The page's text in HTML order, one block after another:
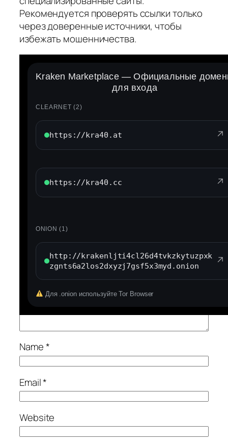
Рекомендуется проверять ссылки только
через доверенные источники, чтобы
избежать мошенничества.
Kraken Marketplace — Официальные
для входа
CLEARNET (2)
https://kra40.at ↗
https://kra40.cc ↗
ONION (1)
http://krakenljti4cl26d4tvkzkytuzpxk
zgnts6a2los2dxyzj7gsf5x3myd.onion
↗
Для .onion используйте Tor Browser
Kraken Market свежие ссылки и зеркала →
Comments
Your email address will not be published.
Comment*
Name*
Email*
Website